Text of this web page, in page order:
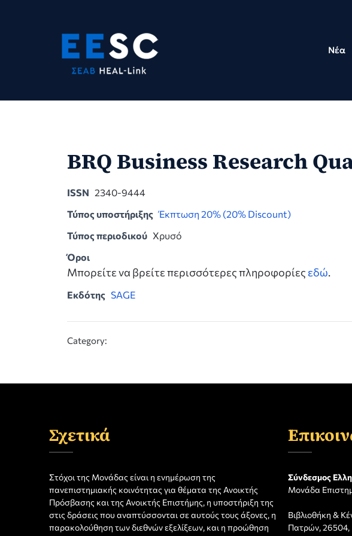
Νέα
BRQ Business Research
ISSN 2340-9444
Τύπος υποστήριξης Έκπτωση 20% (20% Discount)
Τύπος περιοδικού Χρυσό
Όροι
Μπορείτε να βρείτε περισσότερες πληροφορίες εδώ.
Εκδότης SAGE
Category:
Σχετικά
Στόχοι της Μονάδας είναι η ενημέρωση της
πανεπιστημιακής κοινότητας για θέματα της Ανοικτής
Πρόσβασης και της Ανοικτής Επιστήμης, η υποστήριξη της
στις δράσεις που αναπτύσσονται σε αυτούς τους άξονες, η
παρακολούθηση των διεθνών εξελίξεων, και η προώθηση
Σύνδεσμος
Μονάδα
Βιβλιοθήκη &
Πατρών, 26504,